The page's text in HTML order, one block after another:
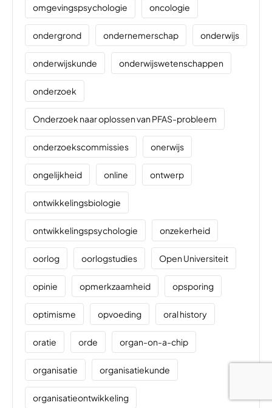
omgevingspsychologie oncologie
ondergrond ondernemerschap onderwijs
onderwijskunde onderwijswetenschappen
onderzoek
Onderzoek naar oplossen van PFAS-probleem
onderzoekscommissies onerwijs
ongelijkheid online ontwerp
ontwikkelingsbiologie
ontwikkelingspsychologie onzekerheid
oorlog oorlogstudies Open Universiteit
opinie opmerkzaamheid opsporing
optimisme opvoeding oral history
oratie orde organ-on-a-chip
organisatie organisatiekunde
organisatieontwikkeling